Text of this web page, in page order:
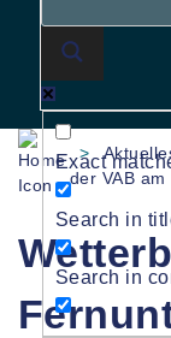
Exact
Search in
Search in
>
der VAB